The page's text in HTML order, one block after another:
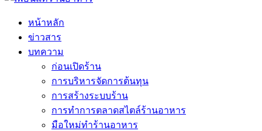
หน้าหลัก
ข่าวสาร
บทความ
ก่อนเปิดร้าน
การบริหารจัดการต้นทุน
การสร้างระบบร้าน
การทำการตลาดสไตล์ร้านอาหาร
มือใหม่ทำร้านอาหาร